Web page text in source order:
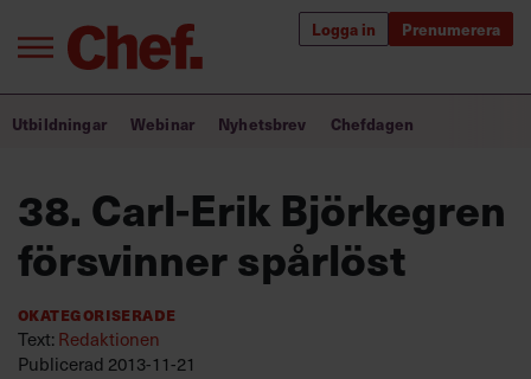
Logga in Prenumerera
Bra ledare förändrar världen
Utbildning för ledare
Chefakademin+
Populära utbildningar
Utbildningar Webinar Nyhetsbrev Chefdagen
38. Carl-Erik Björkegren
försvinner spårlöst
Okategoriserade
Text:Redaktionen
Publicerad 2013-11-21